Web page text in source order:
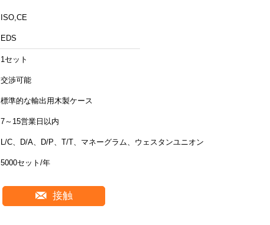
ISO,CE
EDS
1セット
交渉可能
標準的な輸出用木製ケース
7～15営業日以内
L/C、D/A、D/P、T/T、マネーグラム、ウェスタンユニオン
5000セット/年
接触